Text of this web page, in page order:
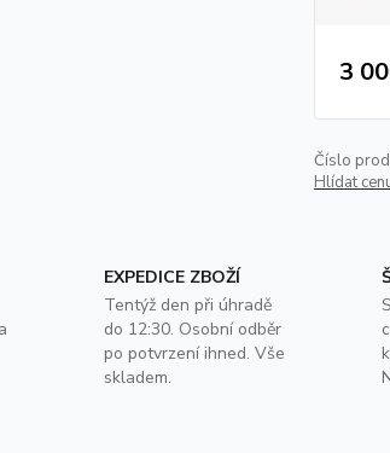
3
Číslo
Hlídat
EXPEDICE ZBOŽÍ
Tentýž den při úhradě
do 12:30. Osobní odběr
po potvrzení ihned. Vše
skladem.